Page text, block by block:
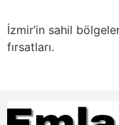
İzmir’in sahil
fırsatları.